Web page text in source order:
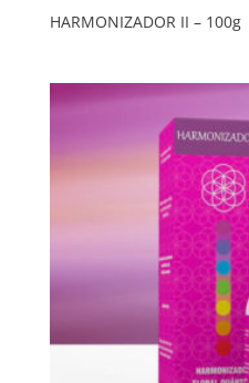
HARMONIZADOR II – 100g